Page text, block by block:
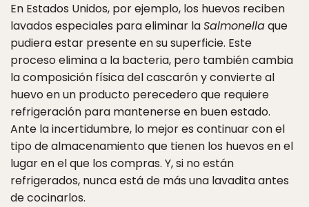
En Estados Unidos, por ejemplo, los huevos reciben
lavados especiales para eliminar laSalmonellaque
pudiera estar presente en su superficie. Este
proceso elimina a la bacteria, pero también cambia
la composición física del cascarón y convierte al
huevo en un producto perecedero que requiere
refrigeración para mantenerse en buen estado.
Ante la incertidumbre, lo mejor es continuar con el
tipo de almacenamiento que tienen los huevos en el
lugar en el que los compras. Y, si no están
refrigerados, nunca está de más una lavadita antes
de cocinarlos.